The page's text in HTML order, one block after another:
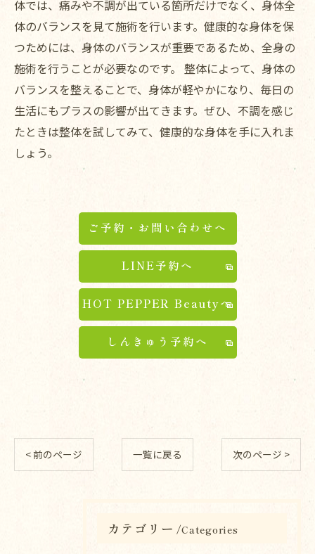
体では、痛みや不調が出ている箇所だけでなく、身体全
体のバランスを見て施術を行います。健康的な身体を保
つためには、身体のバランスが重要であるため、全身の
施術を行うことが必要なのです。 整体によって、身体の
バランスを整えることで、身体が軽やかになり、毎日の
生活にもプラスの影響が出てきます。ぜひ、不調を感じ
たときは整体を試してみて、健康的な身体を手に入れま
しょう。
ご予約・お問い合わせへ
LINE予約へ
HOT PEPPER Beautyへ
しんきゅう予約へ
< 前のページ 一覧に戻る 次のページ >
カテゴリー Categories